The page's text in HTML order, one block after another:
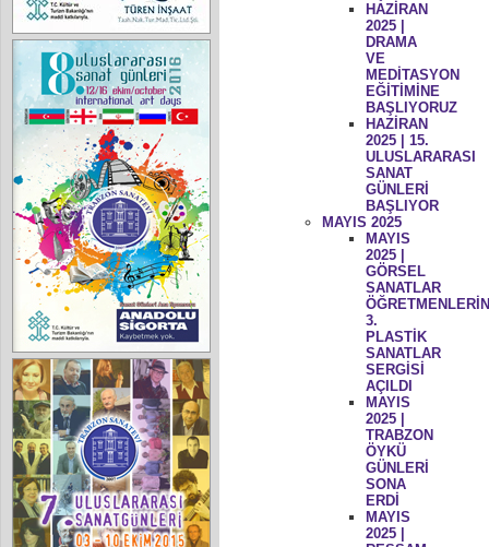
HAZİRAN
2025 |
DRAMA
VE
MEDİTASYON
EĞİTİMİNE
BAŞLIYORUZ
HAZİRAN
2025 | 15.
ULUSLARARASI
SANAT
GÜNLERİ
BAŞLIYOR
MAYIS 2025
MAYIS
2025 |
GÖRSEL
SANATLAR
3.
PLASTİK
SANATLAR
SERGİSİ
AÇILDI
MAYIS
2025 |
TRABZON
ÖYKÜ
GÜNLERİ
SONA
ERDİ
MAYIS
2025 |